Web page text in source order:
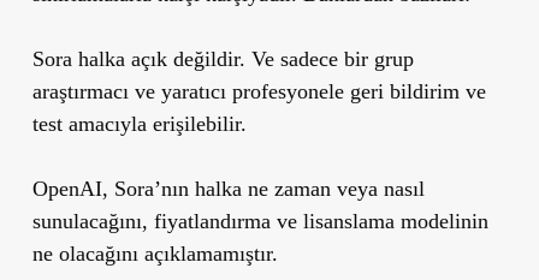
Sora halka açık değildir. Ve sadece bir grup
araştırmacı ve yaratıcı profesyonele geri bildirim ve
test amacıyla erişilebilir.
OpenAI, Sora’nın halka ne zaman veya nasıl
sunulacağını, fiyatlandırma ve lisanslama modelinin
ne olacağını açıklamamıştır.